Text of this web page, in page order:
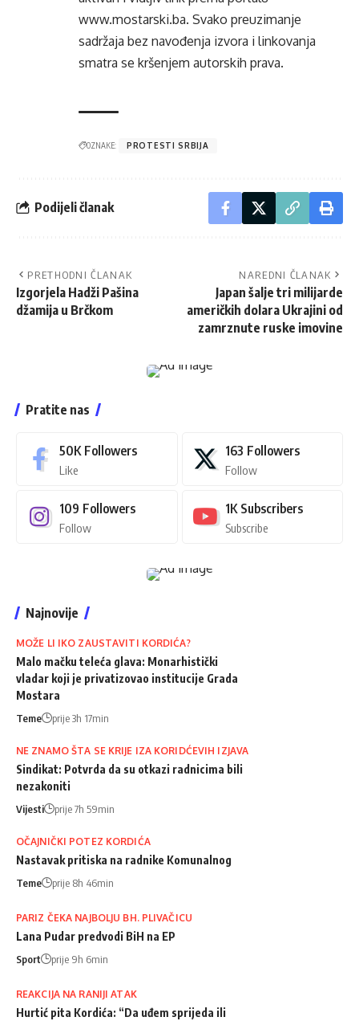
www.mostarski.ba. Svako preuzimanje
sadržaja bez navođenja izvora i linkovanja
smatra se kršenjem autorskih prava.
OZNAKE: PROTESTI SRBIJA
Podijeli članak
PRETHODNI ČLANAK
Izgorjela Hadži Pašina
džamija u Brčkom
NAREDNI ČLANAK
Japan šalje tri milijarde
američkih dolara Ukrajini od
zamrznute ruske imovine
Pratite nas
50K Followers
Like
163 Followers
Follow
109 Followers
Follow
1K Subscribers
Subscribe
Najnovije
MOŽE LI IKO ZAUSTAVITI KORDIĆA?
Malo mačku teleća glava: Monarhistički
vladar koji je privatizovao institucije Grada
Mostara
Teme prije 3h 17min
NE ZNAMO ŠTA SE KRIJE IZA KORIDĆEVIH IZJAVA
Sindikat: Potvrda da su otkazi radnicima bili
nezakoniti
Vijesti prije 7h 59min
OČAJNIČKI POTEZ KORDIĆA
Nastavak pritiska na radnike Komunalnog
Teme prije 8h 46min
PARIZ ČEKA NAJBOLJU BH. PLIVAČICU
Lana Pudar predvodi BiH na EP
Sport prije 9h 6min
REAKCIJA NA RANIJI ATAK
Hurtić pita Kordića: “Da uđem sprijeda ili